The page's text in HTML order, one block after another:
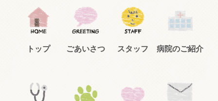
トップ ごあいさつ スタッフ 病院のご紹介